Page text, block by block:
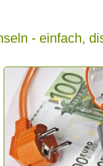
- einfach,